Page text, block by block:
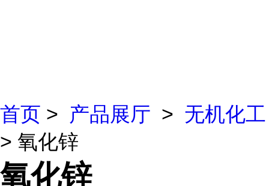
首页 > 产品展厅 > 无机化工
> 氧化锌
氧化锌